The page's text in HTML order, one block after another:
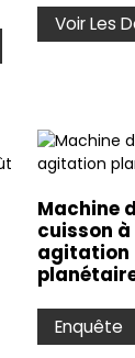
Voir Les
Machine
cuisson à
agitation
Enquête